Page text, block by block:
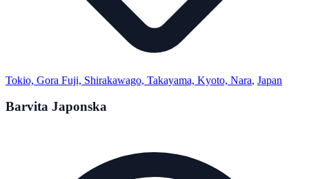
Tokio, Gora Fuji, Shirakawago, Takayama, Kyoto, Nara, Japan
Barvita Japonska